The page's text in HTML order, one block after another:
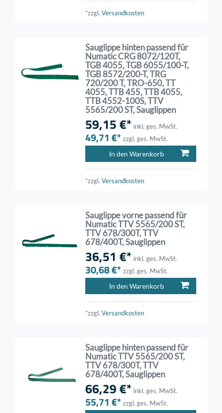
*zzgl.Versandkosten
Sauglippe hinten passend für
Numatic CRG 8072/120T,
TGB 4055, TGB 6055/100-T,
TGB 8572/200-T, TRG
720/200 T, TRO-650, TT
4055, TTB 455, TTB 4055,
TTB 4552-100S, TTV
5565/200 ST, Sauglippen
59,15 €* inkl. ges. MwSt.
49,71 €* zzgl. ges. MwSt.
In den Warenkorb
*zzgl.Versandkosten
Sauglippe vorne passend für
Numatic TTV 5565/200 ST,
TTV 678/300T, TTV
678/400T, Sauglippen
36,51 €* inkl. ges. MwSt.
30,68 €* zzgl. ges. MwSt.
In den Warenkorb
*zzgl.Versandkosten
Sauglippe hinten passend für
Numatic TTV 5565/200 ST,
TTV 678/300T, TTV
678/400T, Sauglippen
66,29 €* inkl. ges. MwSt.
55,71 €* zzgl. ges. MwSt.